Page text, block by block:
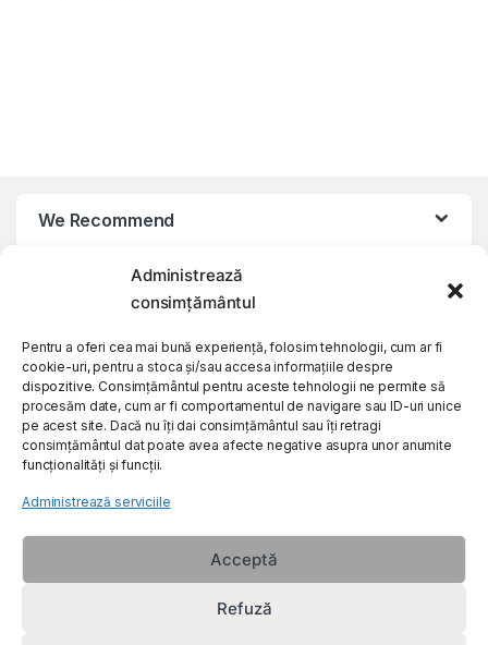
Administrează
consimțământul
Pentru a oferi cea mai bună experiență, folosim tehnologii, cum ar fi
cookie-uri, pentru a stoca și/sau accesa informațiile despre
dispozitive. Consimțământul pentru aceste tehnologii ne permite să
procesăm date, cum ar fi comportamentul de navigare sau ID-uri unice
pe acest site. Dacă nu îți dai consimțământul sau îți retragi
consimțământul dat poate avea afecte negative asupra unor anumite
funcționalități și funcții.
Administrează serviciile
Acceptă
Refuză
We Recommend
My Account
Customer Care
About Us